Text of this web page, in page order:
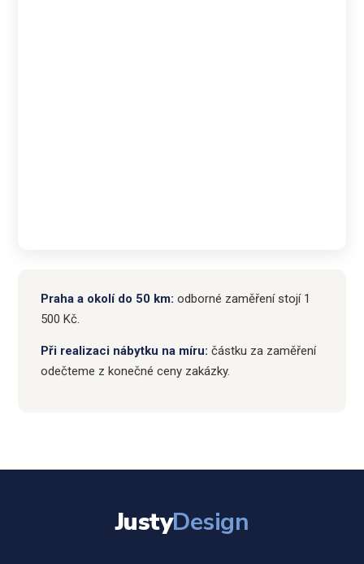
Praha a okolí do 50 km: odborné zaměření stojí 1
500 Kč.
Při realizaci nábytku na míru: částku za zaměření
odečteme z konečné ceny zakázky.
JustyDesign